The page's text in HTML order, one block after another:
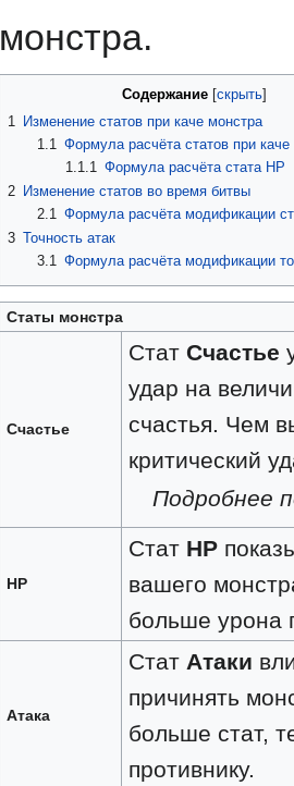
монстра.
Содержание
1
Изменение статов при каче монстра
1.1 Формула расчёта статов при каче
1.1.1
Формула расчёта стата НР
2 Изменение статов во время битвы
2.1
Формула расчёта модификации
3 Точность атак
3.1 Формула расчёта модификации
Статы монстра
Счастье
Стат Счастье
удар на
счастья. Чем
критический
Подробнее
HP
Стат НР
вашего
больше урона
Атака
Стат Атаки
причинять
больше стат,
противнику.